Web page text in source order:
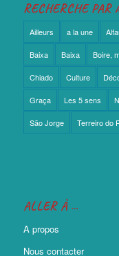
RECHERCHE PAR
Ailleurs a la une
Baixa Baixa Boire,
Chiado Culture
Graça Les 5 sens
São Jorge Terreiro do
ALLER À …
A propos
Nous contacter